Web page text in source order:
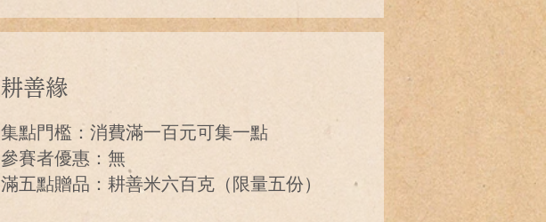
耕善緣
集點門檻：消費滿一百元可集一點
參賽者優惠：無
滿五點贈品：耕善米六百克（限量五份）